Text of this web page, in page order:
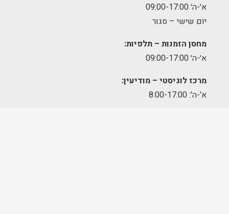
א׳-ה׳ 09:00-17:00
יום שישי – סגור
מחסן הזמנות – תלפיות:
א׳-ה׳ 09:00-17:00
מרכז לוגיסטי – מודיעין:
א'-ה': 8:00-17:00